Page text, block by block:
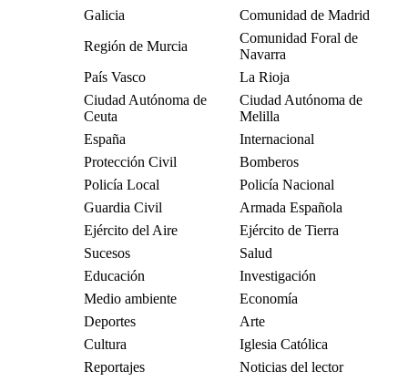
Galicia
Comunidad de Madrid
Región de Murcia
Comunidad Foral de
Navarra
País Vasco
La Rioja
Ciudad Autónoma de
Ceuta
Ciudad Autónoma de
Melilla
España
Internacional
Protección Civil
Bomberos
Policía Local
Policía Nacional
Guardia Civil
Armada Española
Ejército del Aire
Ejército de Tierra
Sucesos
Salud
Educación
Investigación
Medio ambiente
Economía
Deportes
Arte
Cultura
Iglesia Católica
Reportajes
Noticias del lector